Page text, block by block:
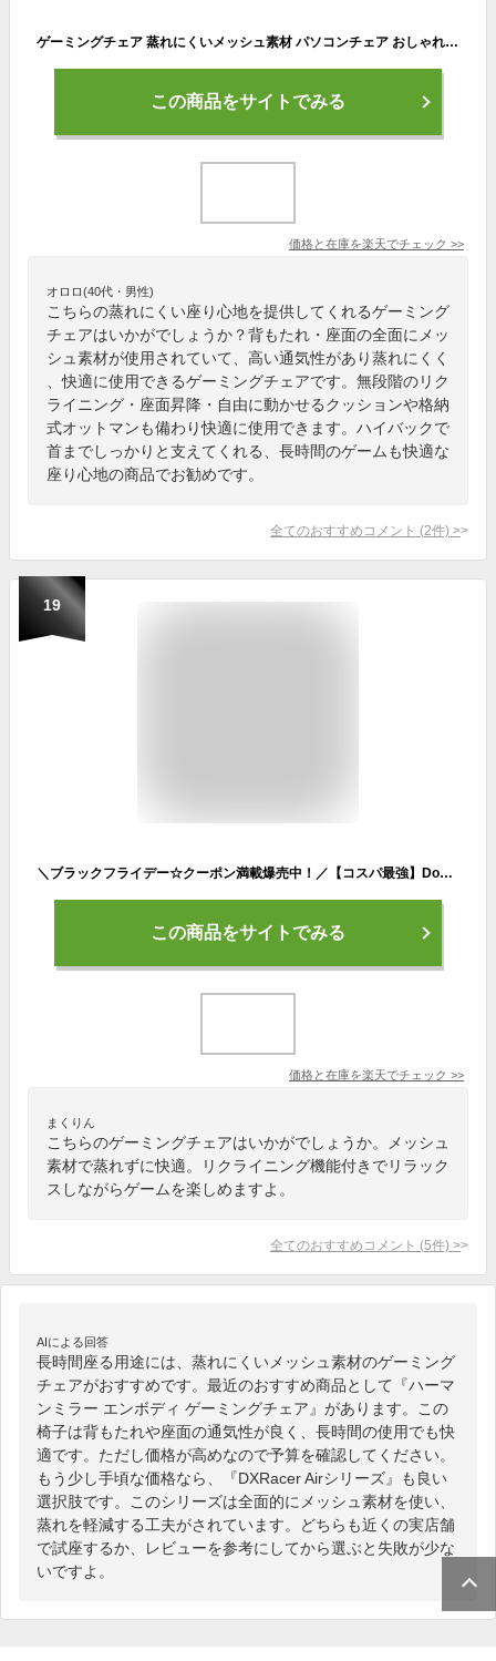
ゲーミングチェア 蒸れにくいメッシュ素材 パソコンチェア おしゃれ デスクチェア リクライニング 無段階フルフラット 高機能 ハイバックチェア オットマン クッション付 PUキャスタ 椅子 楽天 送料無料
この商品をサイトでみる
価格と在庫を楽天でチェック >>
オロロ(40代・男性)
こちらの蒸れにくい座り心地を提供してくれるゲーミング
チェアはいかがでしょうか？背もたれ・座面の全面にメッ
シュ素材が使用されていて、高い通気性があり蒸れにくく
、快適に使用できるゲーミングチェアです。無段階のリク
ライニング・座面昇降・自由に動かせるクッションや格納
式オットマンも備わり快適に使用できます。ハイバックで
首までしっかりと支えてくれる、長時間のゲームも快適な
座り心地の商品でお勧めです。
全てのおすすめコメント (2件) >
19
＼ブラックフライデー☆クーポン満載爆売中！／【コスパ最強】Dowinx ゲーミングチェア 椅子 チェア メッシュ ファブリック オフィス デスクチェア リクライニングチェア オフィスチェア オットマン ポケコイル ゲームチェア 布張 PCチェア 勉強用 お勧め 一年保証 日本企業
この商品をサイトでみる
価格と在庫を楽天でチェック >>
まくりん
こちらのゲーミングチェアはいかがでしょうか。メッシュ
素材で蒸れずに快適。リクライニング機能付きでリラック
スしながらゲームを楽しめますよ。
全てのおすすめコメント (5件) >
AIによる回答
長時間座る用途には、蒸れにくいメッシュ素材のゲーミング
チェアがおすすめです。最近のおすすめ商品として『ハーマ
ンミラー エンボディ ゲーミングチェア』があります。この
椅子は背もたれや座面の通気性が良く、長時間の使用でも快
適です。ただし価格が高めなので予算を確認してください。
もう少し手頃な価格なら、『DXRacer Airシリーズ』も良い
選択肢です。このシリーズは全面的にメッシュ素材を使い、
蒸れを軽減する工夫がされています。どちらも近くの実店舗
で試座するか、レビューを参考にしてから選ぶと失敗が少な
いですよ。